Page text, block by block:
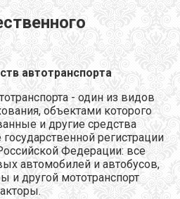
автотранспорта
- один из видов
объектами которого
и другие средства
регистрации
Федерации: все
автомобилей и автобусов,
и другой мототранспорт